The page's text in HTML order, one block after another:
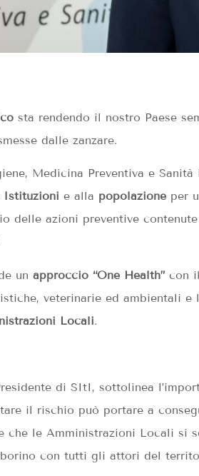
sta rendendo il nostro Paese
dalle zanzare.
Medicina Preventiva e
Istituzioni e alla popolazione per
delle azioni preventive contenute
un approccio “One Health”con il
veterinarie ed ambientali e
Locali.
di SItI, sottolinea
il rischio può portare a
che le Amministrazioni Locali si
con tutti gli attori del